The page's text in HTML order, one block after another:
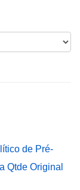
de Pré-
Qtde Original